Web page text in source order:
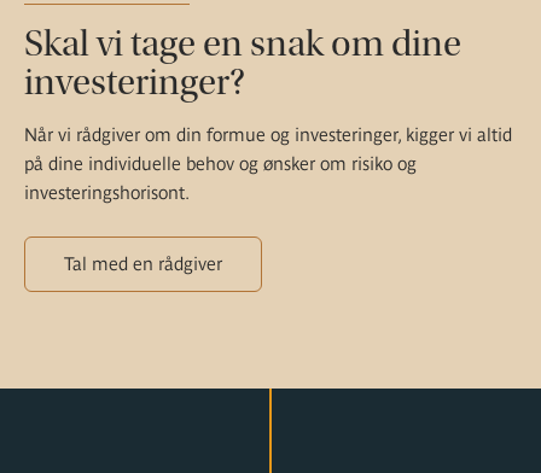
Skal vi tage en snak om dine
investeringer?
Når vi rådgiver om din formue og investeringer, kigger vi altid
på dine individuelle behov og ønsker om risiko og
investeringshorisont.
Tal med en rådgiver